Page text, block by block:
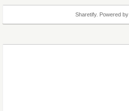
Sharetify. Powered by